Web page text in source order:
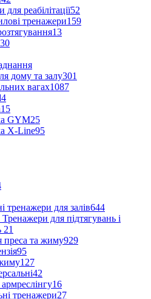
реабілітації52
тренажери159
13
дому та залу301
вагах1087
4
15
GYM25
X-Line95
тренажери для залів644
Тренажери для підтягувань і
21
преса та жиму929
95
127
42
16
тренажери27